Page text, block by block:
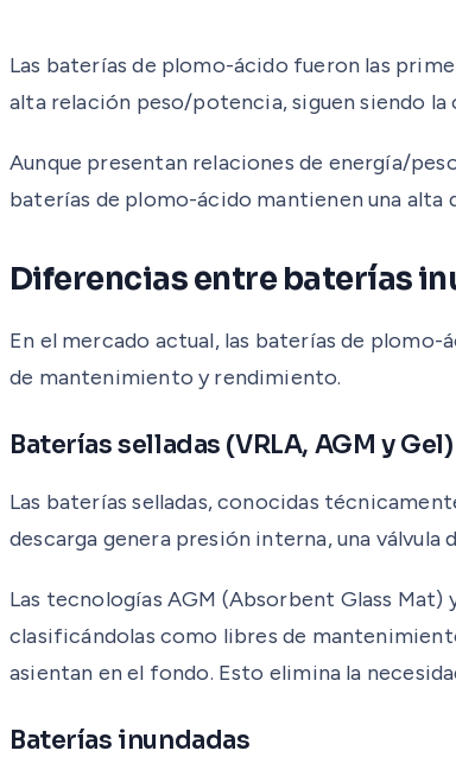
Las baterías de plomo-ácido fueron las
alta relación peso/potencia, siguen siendo
Aunque presentan relaciones de energía/
baterías de plomo-ácido mantienen una alta
Diferencias entre baterías
En el mercado actual, las baterías de
de mantenimiento y rendimiento.
Baterías selladas (VRLA, AGM y Gel)
Las baterías selladas, conocidas
descarga genera presión interna, una
Las tecnologías AGM (Absorbent Glass
clasificándolas como libres de
asientan en el fondo. Esto elimina la
Baterías inundadas